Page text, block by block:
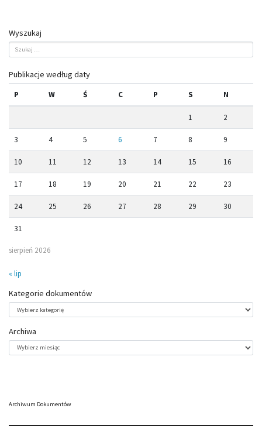
Wyszukaj
Publikacje według daty
sierpień 2026
P W Ś C P S N
1 2
3 4 5 6 7 8 9
10 11 12 13 14 15 16
17 18 19 20 21 22 23
24 25 26 27 28 29 30
31
« lip
Kategorie dokumentów
dokumentów
Archiwa
Archiwa
Archiwum Dokumentów